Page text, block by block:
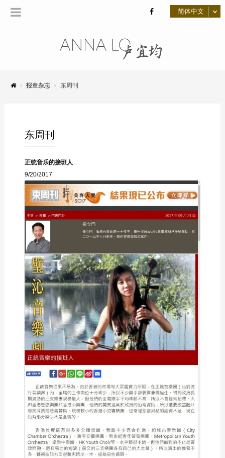
报章杂志 东周刊
东周刊
正统音乐的接班人
9/20/2017